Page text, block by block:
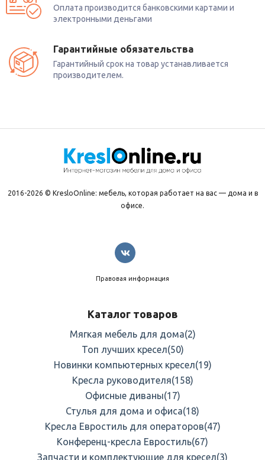
Оплата производится банковскими картами и
электронными деньгами
Гарантийные обязательства
Гарантийный срок на товар устанавливается
производителем.
2016-2026 © KresloOnline: мебель, которая работает на вас — дома и в
офисе.
Правовая информация
Каталог товаров
Мягкая мебель для дома(2)
Топ лучших кресел(50)
Новинки компьютерных кресел(19)
Кресла руководителя(158)
Офисные диваны(17)
Стулья для дома и офиса(18)
Кресла Евростиль для операторов(47)
Конференц-кресла Евростиль(67)
Запчасти и комплектующие для кресел(3)